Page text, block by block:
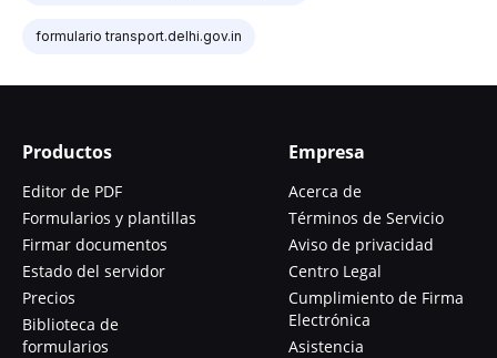
formulario transport.delhi.gov.in
Productos
Editor de PDF
Formularios y plantillas
Firmar documentos
Estado del servidor
Precios
Biblioteca de
formularios
Empresa
Acerca de
Términos de Servicio
Aviso de privacidad
Centro Legal
Cumplimiento de Firma
Electrónica
Asistencia